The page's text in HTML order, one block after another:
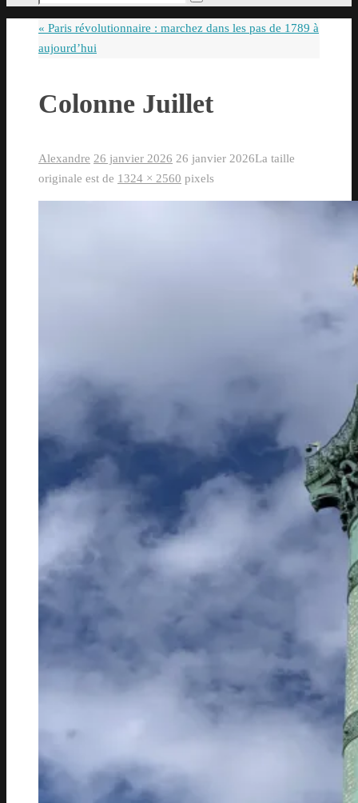
:
Rechercher
« Paris révolutionnaire : marchez dans les pas de 1789 à
aujourd’hui
Colonne Juillet
Alexandre 26 janvier 2026 26 janvier 2026La taille
originale est de 1324 × 2560 pixels